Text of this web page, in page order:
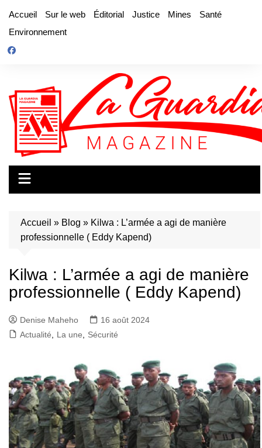
contenu
Accueil Sur le web Éditorial Justice Mines
Santé
Environnement
Accueil » Blog » Kilwa : L’armée a agi de manière
professionnelle ( Eddy Kapend)
Kilwa : L’armée a agi de manière
professionnelle ( Eddy Kapend)
Denise Maheho
16 août 2024
Actualité
La une Sécurité